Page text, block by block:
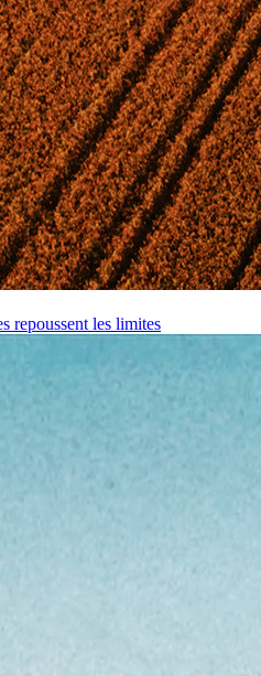
repoussent les limites